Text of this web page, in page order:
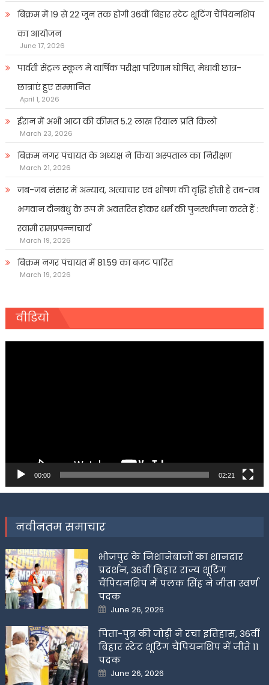
बिक्रम में 19 से 22 जून तक होगी 36वीं बिहार स्टेट शूटिंग चैंपियनशिप
का आयोजन
June 17, 2026
पार्वती सेंट्रल स्कूल में वार्षिक परीक्षा परिणाम घोषित, मेधावी छात्र-
छात्राएं हुए सम्मानित
April 1, 2026
ईरान में अभी आटा की कीमत 5.2 लाख रियाल प्रति किलो
March 23, 2026
बिक्रम नगर पंचायत के अध्यक्ष ने किया अस्पताल का निरीक्षण
March 21, 2026
जब-जब संसार में अन्याय, अत्याचार एवं शोषण की वृद्धि होती है तब-तब
भगवान दीनबंधु के रूप में अवतरित होकर धर्म की पुनर्स्थापना करते हैं :
स्वामी रामप्रपन्नाचार्य
March 19, 2026
बिक्रम नगर पंचायत में 81.59 का बजट पारित
March 19, 2026
वीडियो
00:00 02:21
नवीनतम समाचार
भोजपुर के निशानेबाजों का शानदार
प्रदर्शन, 36वीं बिहार राज्य शूटिंग
चैंपियनशिप में पलक सिंह ने जीता स्वर्ण
पदक
Posted
on
June 26, 2026
पिता-पुत्र की जोड़ी ने रचा इतिहास, 36वीं
बिहार स्टेट शूटिंग चैंपियनशिप में जीते 11
पदक
Posted
on
June 26, 2026